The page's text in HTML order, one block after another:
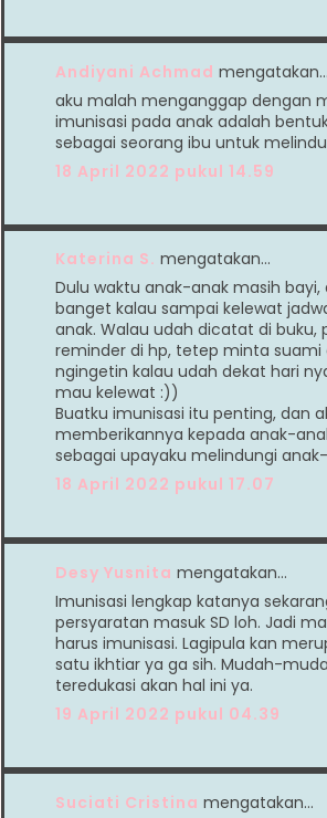
Andiyani Achmad mengatakan…
aku malah menganggap dengan
imunisasi pada anak adalah
sebagai seorang ibu untuk
18 April 2022 pukul 14.59
Katerina S. mengatakan…
Dulu waktu anak-anak masih bayi,
banget kalau sampai kelewat
anak. Walau udah dicatat di buku,
reminder di hp, tetep minta suami
ngingetin kalau udah dekat hari
mau kelewat :))
Buatku imunisasi itu penting, dan
memberikannya kepada anak-
sebagai upayaku melindungi
18 April 2022 pukul 17.07
Desy Yusnita mengatakan…
Imunisasi lengkap katanya
persyaratan masuk SD loh. Jadi
harus imunisasi. Lagipula kan
satu ikhtiar ya ga sih. Mudah-
teredukasi akan hal ini ya.
19 April 2022 pukul 04.39
Suciati Cristina mengatakan…